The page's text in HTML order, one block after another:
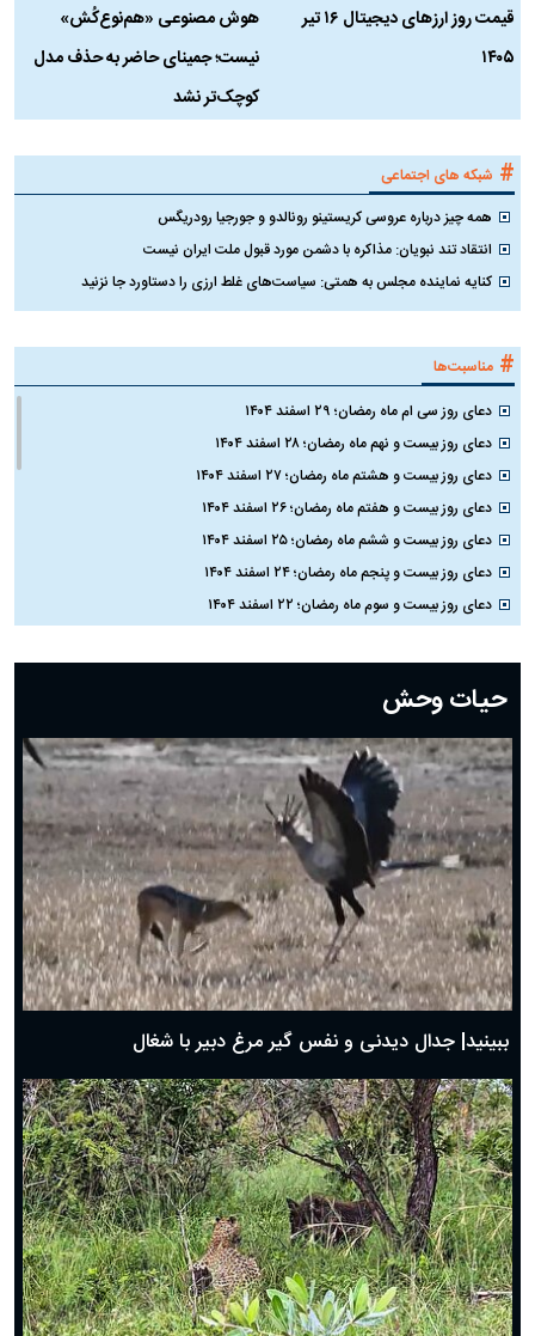
قیمت روز ارز‌های دیجیتال ۱۶ تیر
۱۴۰۵
هوش مصنوعی «هم‌نوع‌کُش»
نیست؛ جمینای حاضر به حذف مدل
کوچک‌تر نشد
# شبکه های اجتماعی
همه چیز درباره عروسی کریستینو رونالدو و جورجیا رودریگس
انتقاد تند نبویان: مذاکره با دشمن مورد قبول ملت ایران نیست
کنایه نماینده مجلس به همتی: سیاست‌های غلط ارزی را دستاورد جا نزنید
# مناسبت‌ها
دعای روز سی ام ماه رمضان؛ ۲۹ اسفند ۱۴۰۴
دعای روز بیست و نهم ماه رمضان؛ ۲۸ اسفند ۱۴۰۴
دعای روز بیست و هشتم ماه رمضان؛ ۲۷ اسفند ۱۴۰۴
دعای روز بیست و هفتم ماه رمضان؛ ۲۶ اسفند ۱۴۰۴
دعای روز بیست و ششم ماه رمضان؛ ۲۵ اسفند ۱۴۰۴
دعای روز بیست و پنجم ماه رمضان؛ ۲۴ اسفند ۱۴۰۴
دعای روز بیست و سوم ماه رمضان؛ ۲۲ اسفند ۱۴۰۴
دعای روز بیستم ماه رمضان؛ ۱۹ اسفند ۱۴۰۴
دعای روز هشتم ماه مبارک رمضان؛ ۷ اسفند ماه ۱۴۰۴
دعای روز هفتم ماه رمضان؛ ۶ اسفند ۱۴۰۴
دعای روز ششم ماه رمضان؛ ۵ اسفند ۱۴۰۴
دعای روز پنجم ماه رمضان؛ ۴ اسفند ۱۴۰۴
دعای روز چهارم ماه مبارک رمضان؛ ۳ اسفند ۱۴۰۴
دعای روز سوم ماه مبارک رمضان؛ ۱۴ اسفند ۱۴۰۴
دعای روز دوم ماه مبارک رمضان ۱ اسفند ماه ۱۴۰۴
دعای روز اول ماه مبارک رمضان، ۳۰ بهمن ۱۴۰۴
حضرت زینب(س) چگونه از دنیا رفت؟
بهترین پیامک تبریک روز پدر ۱۴۰۴؛ جملات زیبا و صمیمانه
حیات وحش
ببینید| جدال دیدنی و نفس گیر مرغ دبیر با شغال